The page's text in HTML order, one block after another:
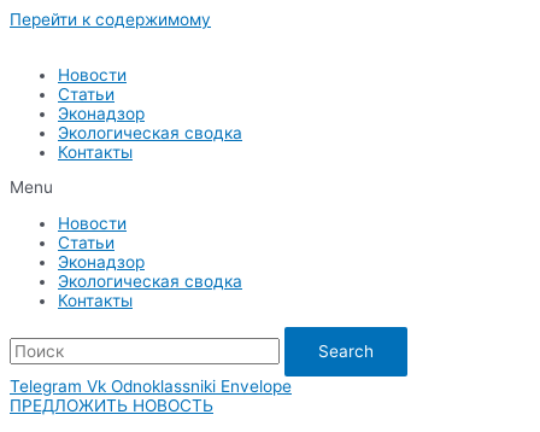
Перейти к содержимому
Новости
Статьи
Эконадзор
Экологическая сводка
Контакты
Menu
Новости
Статьи
Эконадзор
Экологическая сводка
Контакты
Search
Telegram Vk Odnoklassniki Envelope
ПРЕДЛОЖИТЬ НОВОСТЬ